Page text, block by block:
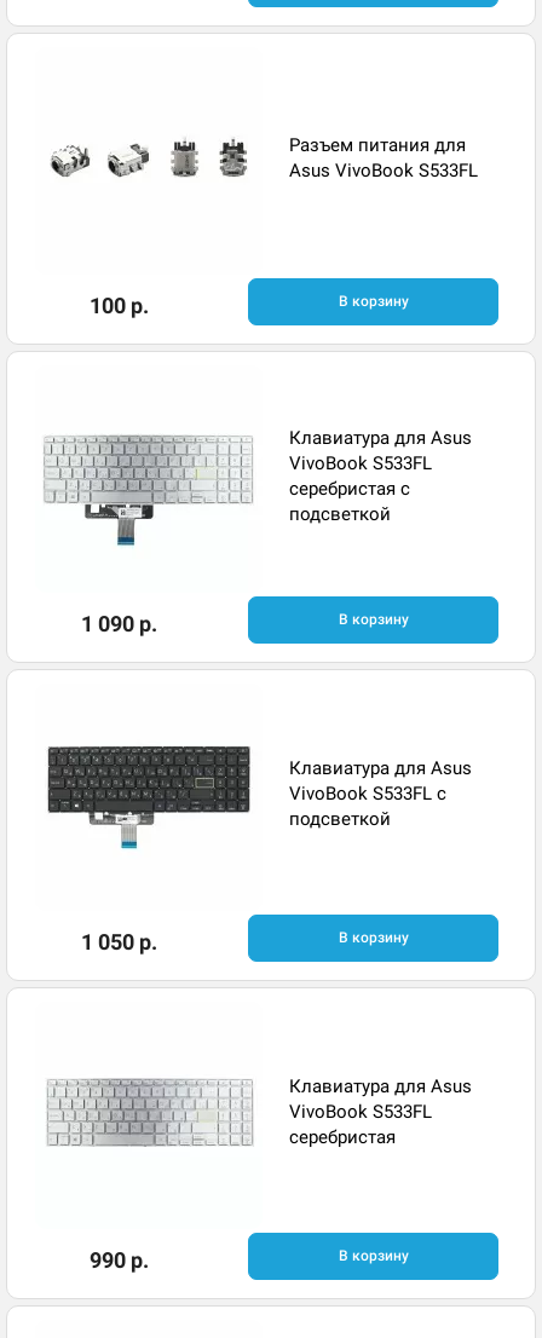
Разъем питания для
Asus VivoBook S533FL
100 р. В корзину
Клавиатура для Asus
VivoBook S533FL
серебристая с
подсветкой
1 090 р. В корзину
Клавиатура для Asus
VivoBook S533FL с
подсветкой
1 050 р. В корзину
Клавиатура для Asus
VivoBook S533FL
серебристая
990 р. В корзину